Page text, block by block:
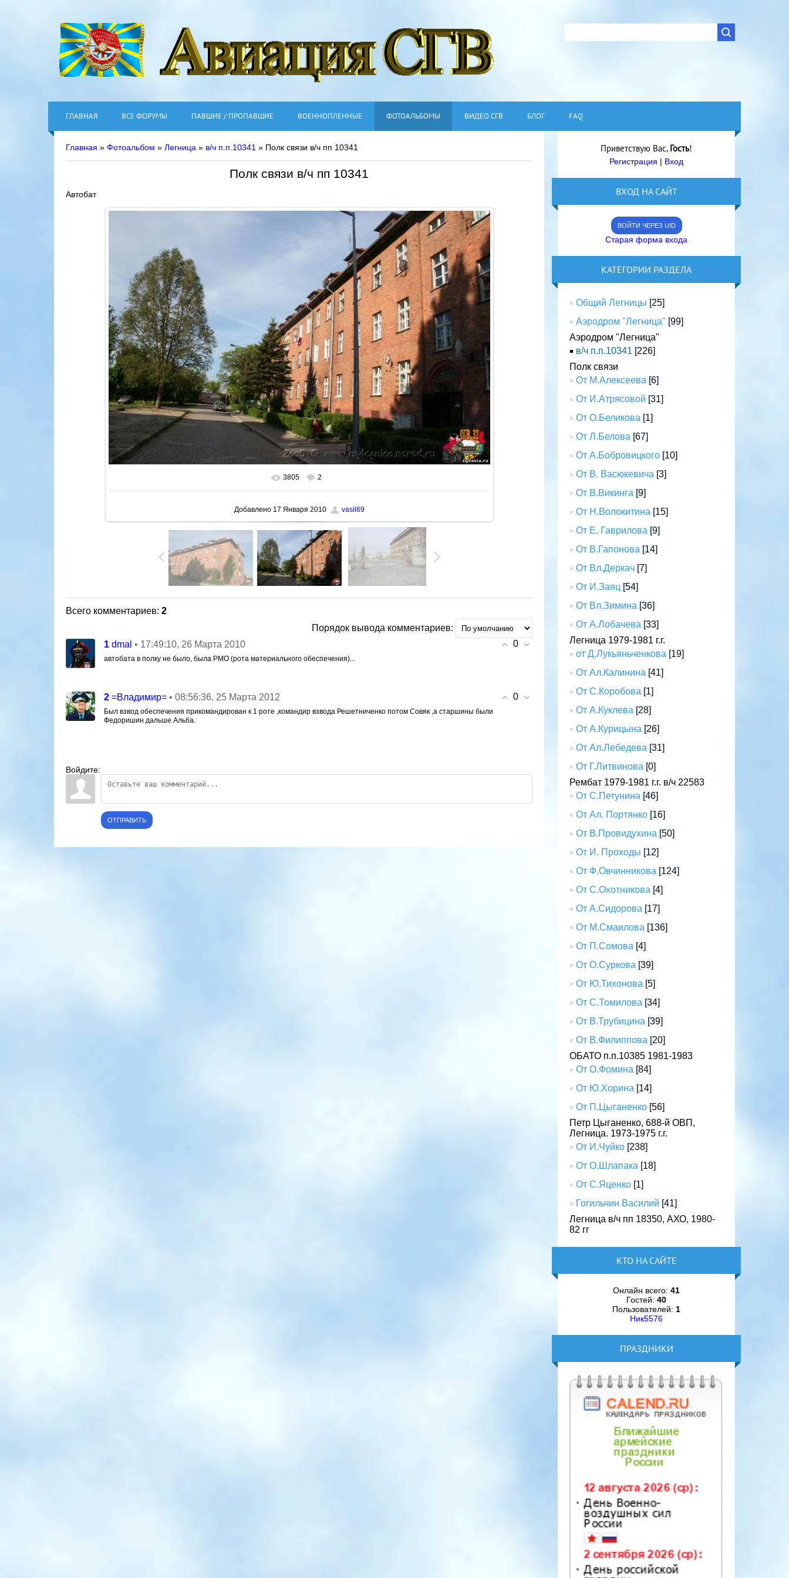
ГЛАВНАЯ ВСЕ ФОРУМЫ ПАВШИЕ / ПРОПАВШИЕ ВОЕННОПЛЕННЫЕ ФОТОАЛЬБОМЫ ВИДЕО СГВ БЛОГ FAQ
Главная » Фотоальбом » Легница » в/ч п.п.10341 » Полк связи в/ч пп 10341
Полк связи в/ч пп 10341
Автобат
В реальном размере 1024x682
3805 2
Добавлено17 Января 2010 vasil69
Всего комментариев: 2
Порядок вывода комментариев:
0
1 dmal • 17:49:10, 26 Марта 2010
автобата в полку не было, была РМО (рота материального обеспечения)...
0
2 =Владимир= • 08:56:36, 25 Марта 2012
Был взвод обеспечения прикомандирован к 1 роте ,командир взвода Решетниченко потом Совяк ,а старшины были
Федоришин дальше Альба.
Войдите:
ОТПРАВИТЬ
Приветствую Вас, Гость!
Регистрация | Вход
ВХОД НА САЙТ
ВОЙТИ ЧЕРЕЗ UID
Старая форма входа
КАТЕГОРИИ РАЗДЕЛА
Общий Легницы [25]
Аэродром "Легница" [99]
Аэродром "Легница"
в/ч п.п.10341 [226]
Полк связи
От М.Алексеева [6]
От И.Атрясовой [31]
От О.Беликова [1]
От Л.Белова [67]
От А.Бобровицкого [10]
От В. Васюкевича [3]
От В.Викинга [9]
От Н.Волокитина [15]
От Е. Гаврилова [9]
От В.Гапонова [14]
От Вл.Деркач [7]
От И.Заяц [54]
От Вл.Зимина [36]
От А.Лобачева [33]
Легница 1979-1981 г.г.
от Д.Лукьяньченкова [19]
От Ал.Калинина [41]
От С.Коробова [1]
От А.Куклева [28]
От А.Курицына [26]
От Ал.Лебедева [31]
От Г.Литвинова [0]
Рембат 1979-1981 г.г. в/ч 22583
От С.Петунина [46]
От Ал. Портянко [16]
От В.Провидухина [50]
От И. Проходы [12]
От Ф.Овчинникова [124]
От С.Охотникова [4]
От А.Сидорова [17]
От М.Смаилова [136]
От П.Сомова [4]
От О.Суркова [39]
От Ю.Тихонова [5]
От С.Томилова [34]
От В.Трубицина [39]
От В.Филиппова [20]
ОБАТО п.п.10385 1981-1983
От О.Фомина [84]
От Ю.Хорина [14]
От П.Цыганенко [56]
Петр Цыганенко, 688-й ОВП,
Легница. 1973-1975 г.г.
От И.Чуйко [238]
От О.Шлапака [18]
От С.Яценко [1]
Гогильчин Василий [41]
Легница в/ч пп 18350, АХО, 1980-
82 гг
КТО НА САЙТЕ
Онлайн всего:41
Гостей:40
Пользователей: 1
Ник5576
ПРАЗДНИКИ